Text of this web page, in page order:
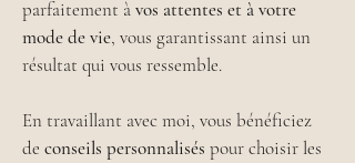
parfaitement àvos attentes et à votre
mode de vie, vous garantissant ainsi un
résultat qui vous ressemble.
En travaillant avec moi, vous bénéficiez
de conseils personnalisés pour choisir les